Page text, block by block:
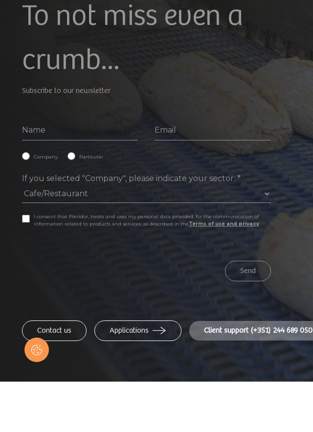
To not miss even a
crumb...
Subscribe to our newsletter
Company Particular
If you selected "Company", please indicate your sector: *
I consent that Panidor, treats and uses my personal data provided, for the communication of
information related to products and services, as described in theTerms of use and privacy
Send
Contact us Applications Client support (+351) 244 689 050